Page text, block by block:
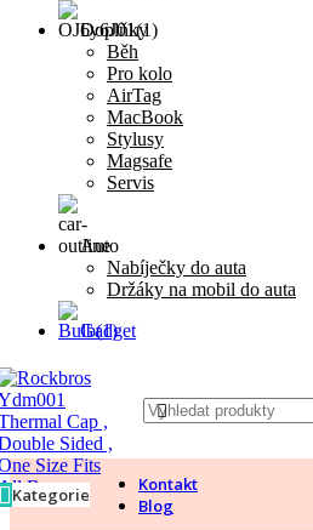
Doplňky
Běh
Pro kolo
AirTag
MacBook
Stylusy
Magsafe
Servis
Auto
Nabíječky do auta
Držáky na mobil do auta
Gadget
Kategorie
Kontakt
Blog